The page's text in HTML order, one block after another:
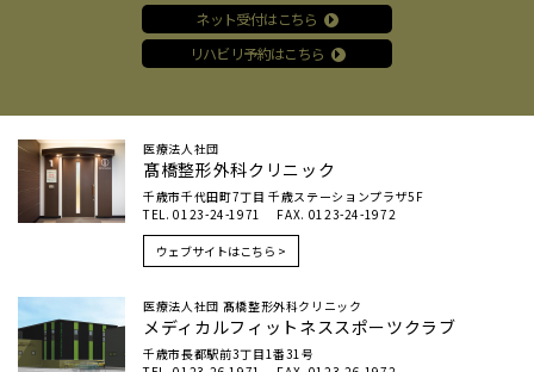
ネット受付はこちら
リハビリ予約はこちら
医療法人社団
髙橋整形外科クリニック
千歳市千代田町7丁目 千歳ステーションプラザ5F
TEL. 0123-24-1971 FAX. 0123-24-1972
ウェブサイトはこちら >
医療法人社団 髙橋整形外科クリニック
メディカルフィットネススポーツクラブ
千歳市長都駅前3丁目1番31号